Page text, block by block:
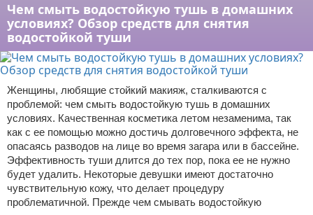
Чем смыть водостойкую тушь в домашних
условиях? Обзор средств для снятия
водостойкой туши
Женщины, любящие стойкий макияж, сталкиваются с
проблемой: чем смыть водостойкую тушь в домашних
условиях. Качественная косметика летом незаменима, так
как с ее помощью можно достичь долговечного эффекта, не
опасаясь разводов на лице во время загара или в бассейне.
Эффективность туши длится до тех пор, пока ее не нужно
будет удалить. Некоторые девушки имеют достаточно
чувствительную кожу, что делает процедуру
проблематичной. Прежде чем смывать водостойкую